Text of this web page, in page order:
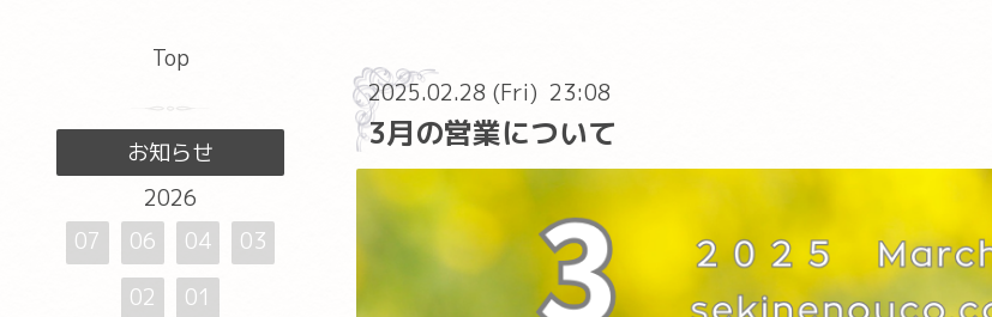
2025.02.28 (Fri) 23:08
3月の営業について
Top
お知らせ
2026
07
06 04
03
02
01